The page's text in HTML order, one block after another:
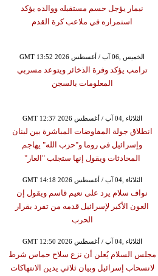
نيمار يؤجل حسم مستقبله ووالده يؤكد
استمراره في ملاعب كرة القدم
GMT 13:52 2026 الخميس ,06 آب / أغسطس
ترامب يؤكد وفرة الذخائر ويتوعد مسربي
المعلومات بالسجن
GMT 12:37 2026 الثلاثاء ,04 آب / أغسطس
انطلاق جولة المفاوضات المباشرة بين لبنان
وإسرائيل في روما و"حزب الله" يهاجم
المحادثات ويقول إنها ستجلب "العار"
GMT 14:18 2026 الثلاثاء ,04 آب / أغسطس
نواف سلام يرد على نعيم قاسم ويقول إن
العون الأكبر لإسرائيل قدمه من تفرد بقرار
الحرب
GMT 12:50 2026 الثلاثاء ,04 آب / أغسطس
مجلس السلام يُعلن أن نزع سلاح حماس شرط
لانسحاب إسرائيل وبيان ثلاثي يدين الانتهاكات